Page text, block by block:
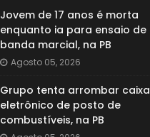
Jovem de 17 anos é morta
enquanto ia para ensaio de
banda marcial, na PB
Agosto 05, 2026
Grupo tenta arrombar caixa
eletrônico de posto de
combustíveis, na PB